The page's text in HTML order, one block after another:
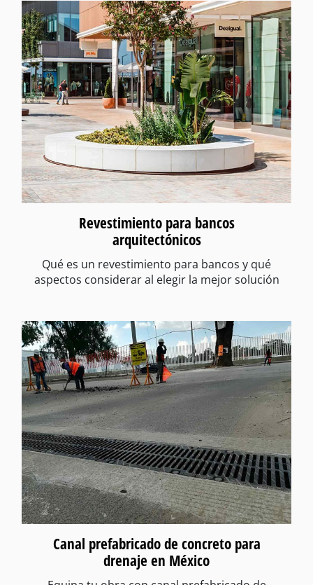
Revestimiento para bancos
arquitectónicos
Qué es un revestimiento para bancos y qué
aspectos considerar al elegir la mejor solución
Canal prefabricado de concreto para
drenaje en México